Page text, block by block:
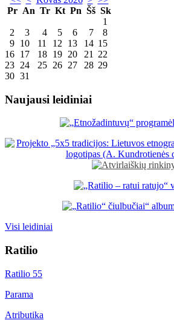
Pr An Tr Kt Pn Šš Sk
1
2
3 4 5 6 7
8
9 10 11 12 13 14 15
16 17 18 19 20 21
22
23 24 25 26 27 28 29
30 31
Naujausi leidiniai
Visi leidiniai
Ratilio
Ratilio 55
Parama
Atributika